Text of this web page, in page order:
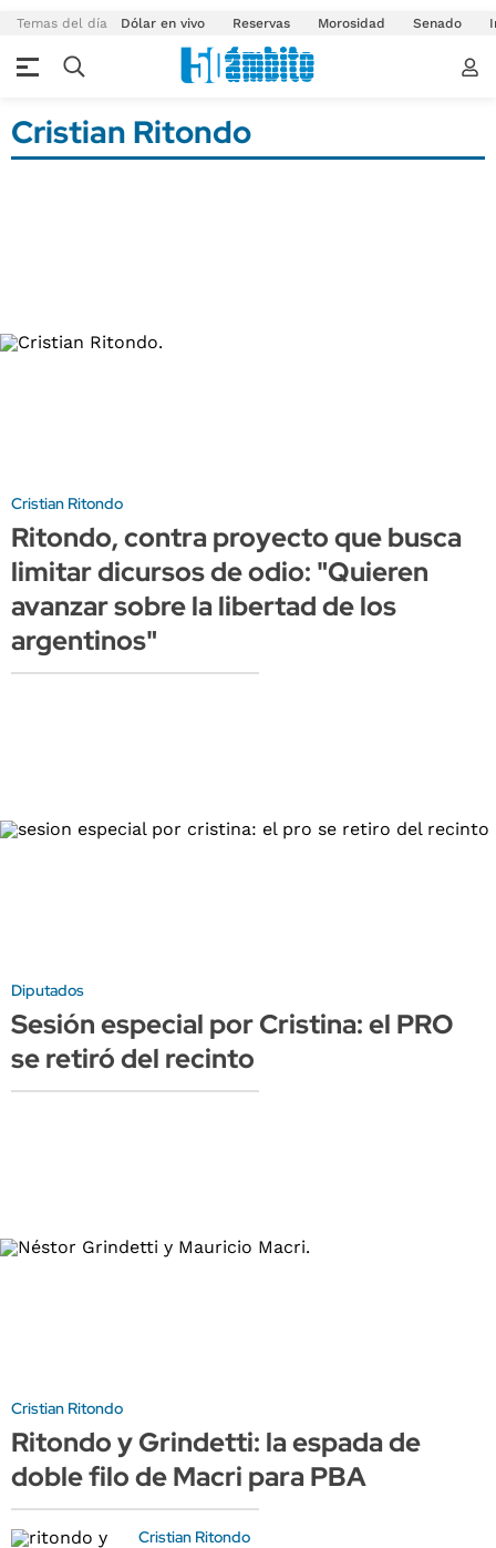
Temas del día Dólar en vivo Reservas Morosidad Senado
Cristian Ritondo
Cristian Ritondo
Ritondo, contra proyecto que busca
limitar dicursos de odio: "Quieren
avanzar sobre la libertad de los
argentinos"
Diputados
Sesión especial por Cristina: el PRO
se retiró del recinto
Cristian Ritondo
Ritondo y Grindetti: la espada de
doble filo de Macri para PBA
Cristian Ritondo